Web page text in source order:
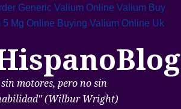
Generic Valium Online Valium Buy
5 Mg Online Buying Valium Online Uk
motores, pero no sin
(Wilbur Wright)